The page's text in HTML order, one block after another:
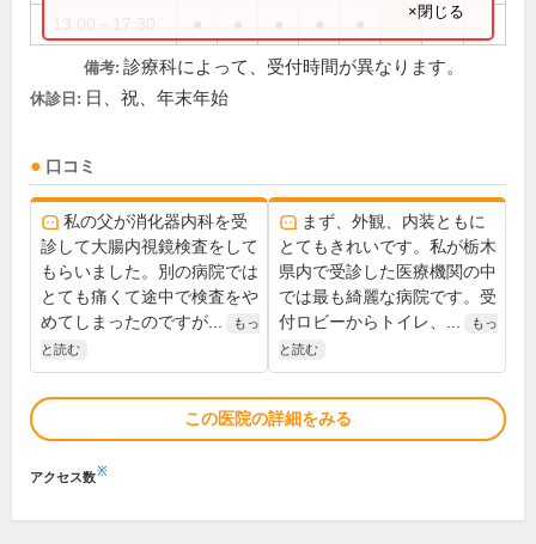
×閉じる
備考: 診療科によって、受付時間が異なります。
休診日: 日、祝、年末年始
口コミ
私の父が消化器内科を受
診して大腸内視鏡検査をして
もらいました。別の病院では
とても痛くて途中で検査をや
めてしまったのですが...
もっ
と読む
まず、外観、内装ともに
とてもきれいです。私が栃木
県内で受診した医療機関の中
では最も綺麗な病院です。受
付ロビーからトイレ、...
もっ
と読む
この医院の詳細をみる
アクセス数※